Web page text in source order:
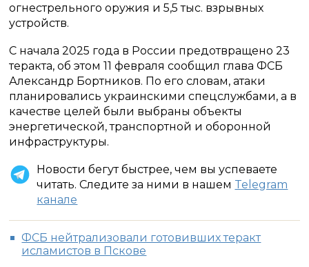
огнестрельного оружия и 5,5 тыс. взрывных
устройств.
С начала 2025 года в России предотвращено 23
теракта, об этом 11 февраля сообщил глава ФСБ
Александр Бортников. По его словам, атаки
планировались украинскими спецслужбами, а в
качестве целей были выбраны объекты
энергетической, транспортной и оборонной
инфраструктуры.
Новости бегут быстрее, чем вы успеваете
читать. Следите за ними в нашем Telegram
канале
ФСБ нейтрализовали готовивших теракт
исламистов в Пскове